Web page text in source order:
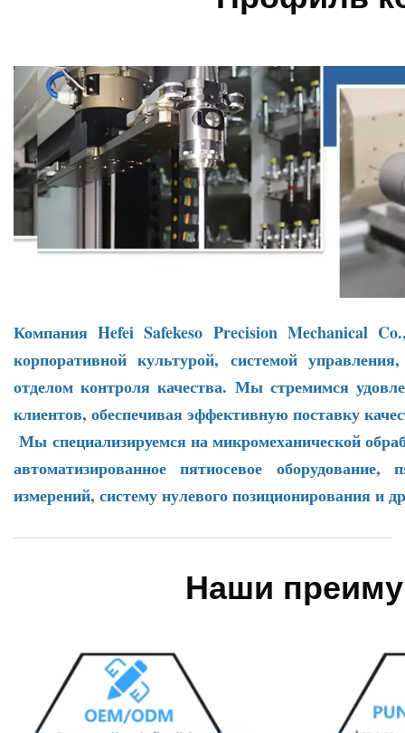
Компания Hefei Safekeso Precision Mechanical
корпоративной культурой, системой
отделом контроля качества. Мы стремимся
клиентов, обеспечивая эффективную поставку
Мы специализируемся на микромеханической
автоматизированное пятиосевое
измерений, систему нулевого позиционирования и
Наши